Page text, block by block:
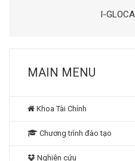
I-
MAIN MENU
Khoa Tài Chính
Chương trình đào tạo
Nghiên cứu